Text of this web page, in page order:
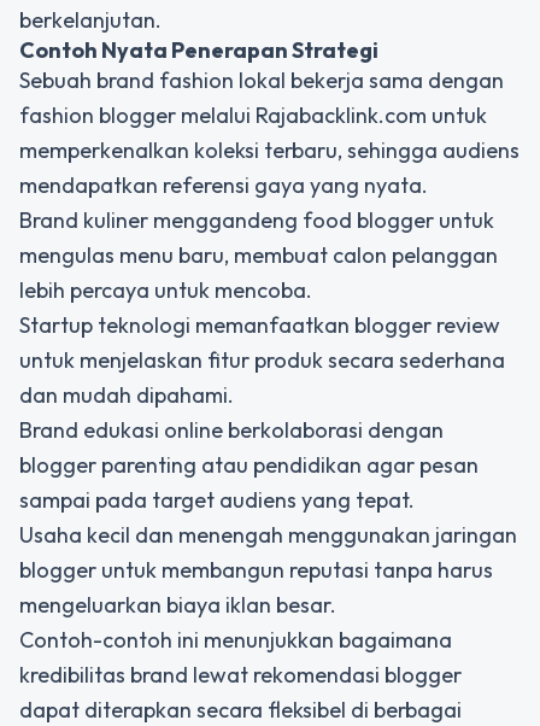
berkelanjutan.
Contoh Nyata Penerapan Strategi
Sebuah brand fashion lokal bekerja sama dengan
fashion blogger melalui Rajabacklink.com untuk
memperkenalkan koleksi terbaru, sehingga audiens
mendapatkan referensi gaya yang nyata.
Brand kuliner menggandeng food blogger untuk
mengulas menu baru, membuat calon pelanggan
lebih percaya untuk mencoba.
Startup teknologi memanfaatkan blogger review
untuk menjelaskan fitur produk secara sederhana
dan mudah dipahami.
Brand edukasi online berkolaborasi dengan
blogger parenting atau pendidikan agar pesan
sampai pada target audiens yang tepat.
Usaha kecil dan menengah menggunakan jaringan
blogger untuk membangun reputasi tanpa harus
mengeluarkan biaya iklan besar.
Contoh-contoh ini menunjukkan bagaimana
kredibilitas brand lewat rekomendasi blogger
dapat diterapkan secara fleksibel di berbagai